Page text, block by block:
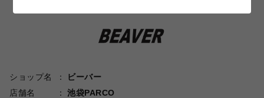
ショップ名
ビーバー
店舗名
池袋PARCO